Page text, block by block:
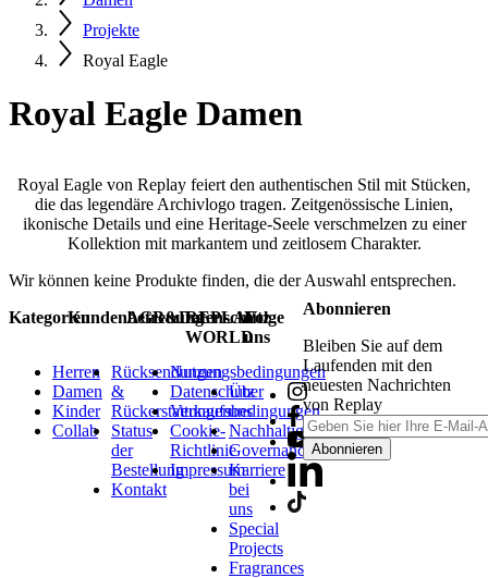
Projekte
Royal Eagle
Royal Eagle Damen
Royal Eagle von Replay feiert den authentischen Stil mit Stücken,
die das legendäre Archivlogo tragen. Zeitgenössische Linien,
ikonische Details und eine Heritage-Seele verschmelzen zu einer
Kollektion mit markantem und zeitlosem Charakter.
Wir können keine Produkte finden, die der Auswahl entsprechen.
Kategorien
Herren
Damen
Kinder
Collab
Kundenbetreuung
Rücksendungen
&
Rückerstattungen
Status
der
Bestellung
Kontakt
AGB&Datenschutz
Nutzungsbedingungen
Datenschutz
Verkaufsbedingungen
Cookie-
Richtlinie
Impressum
REPLAY
WORLD
Über
uns
Nachhaltigkeit
Governance
Karriere
bei
uns
Special
Projects
Fragrances
Folge
uns
Abonnieren
Bleiben Sie auf dem
Laufenden mit den
neuesten Nachrichten
von Replay
Abonnieren